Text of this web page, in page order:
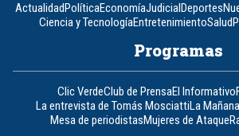
ActualidadPolíticaEconomíaJudicialDeportes
Ciencia y TecnologíaEntretenimientoSalud
Programas
Clic VerdeClub de PrensaEl Informativo
La entrevista de Tomás MosciattiLa Mañana
Mesa de periodistasMujeres de Ataque